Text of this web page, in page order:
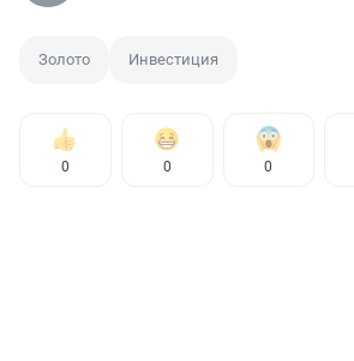
Золото Инвестиция
0 0 0